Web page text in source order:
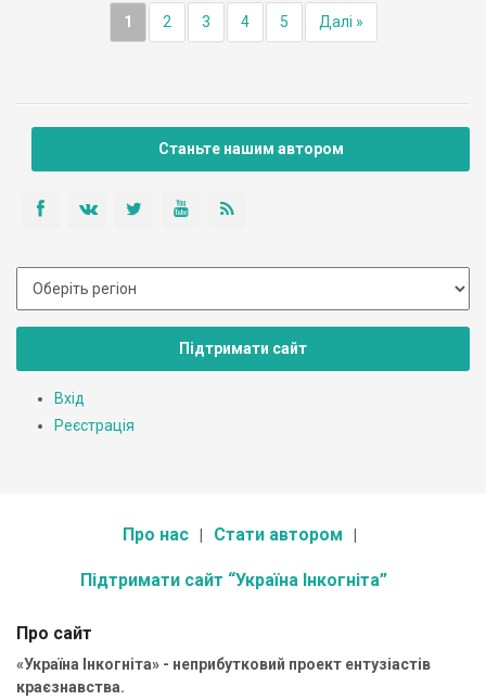
1 2 3 4 5 Далі »
Станьте нашим автором
Підтримати сайт
Вхід
Реєстрація
Про нас Стати автором
Підтримати сайт “Україна Інкогніта”
Про сайт
«Україна Інкогніта» - неприбутковий проект ентузіастів
краєзнавства.